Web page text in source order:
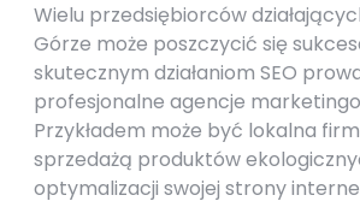
Wielu przedsiębiorców
Górze może poszczycić się
skutecznym działaniom SEO
profesjonalne agencje
Przykładem może być lokalna
sprzedażą produktów
optymalizacji swojej strony